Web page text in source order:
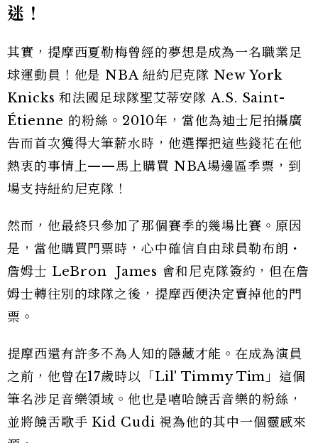
迷！
其實，提摩西夏勒梅曾經的夢想是成為一名職業足
球運動員！他是 NBA 紐約尼克隊 New York
Knicks 和法國足球隊聖艾蒂安隊 A.S. Saint-
Étienne 的粉絲。2010年，當他為迪士尼拍攝廣
告而首次獲得大筆薪水時，他選擇把這些錢花在他
熱衷的事情上——馬上購買 NBA場邊區季票，到
場支持紐約尼克隊！
然而，他最終只參加了那個賽季的幾場比賽。原因
是，當他購買門票時，心中確信自由球員勒布朗・
詹姆士 LeBron James 會和尼克隊簽約，但在詹
姆士轉往別的球隊之後，提摩西便決定賣掉他的門
票。
提摩西還有許多不為人知的隱藏才能。在成為演員
之前，他曾在17歲時以「Lil' Timmy Tim」這個
筆名涉足音樂領域。他也是嘻哈饒舌音樂的粉絲，
並將饒舌歌手 Kid Cudi 視為他的其中一個靈感來